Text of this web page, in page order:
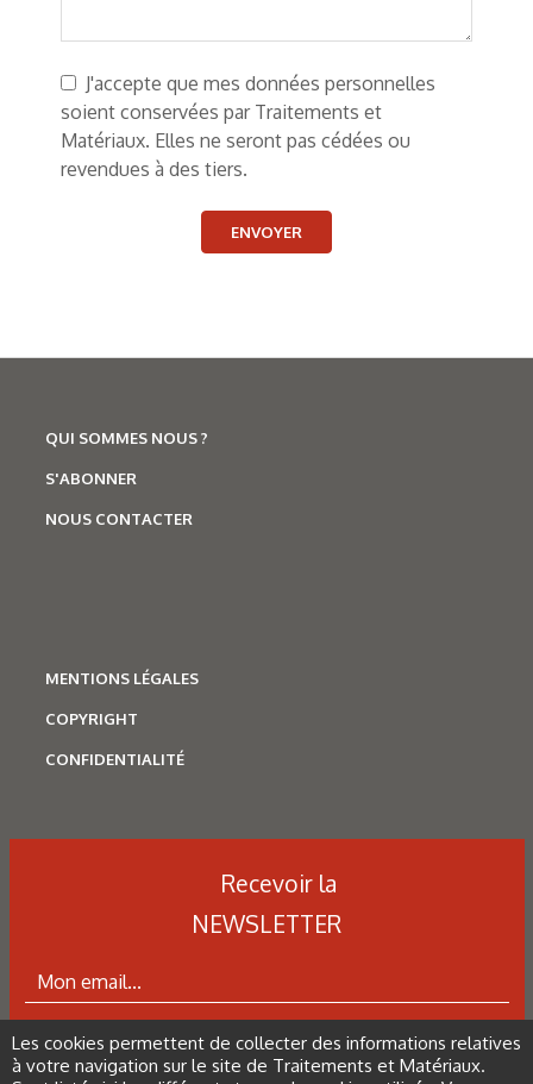
J'accepte que mes données personnelles
soient conservées par Traitements et
Matériaux. Elles ne seront pas cédées ou
revendues à des tiers.
ENVOYER
QUI SOMMES NOUS ?
S'ABONNER
NOUS CONTACTER
MENTIONS LÉGALES
COPYRIGHT
CONFIDENTIALITÉ
Recevoir la
NEWSLETTER
ABONNEZ-VOUS À LA NEWSLETTER
Les cookies permettent de collecter des informations relatives
à votre navigation sur le site de Traitements et Matériaux.